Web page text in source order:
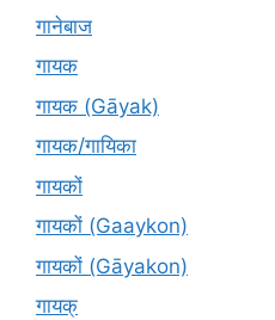
गानेबाज
गायक
गायक (Gāyak)
गायक/गायिका
गायकों
गायकों (Gaaykon)
गायकों (Gāyakon)
गायक्